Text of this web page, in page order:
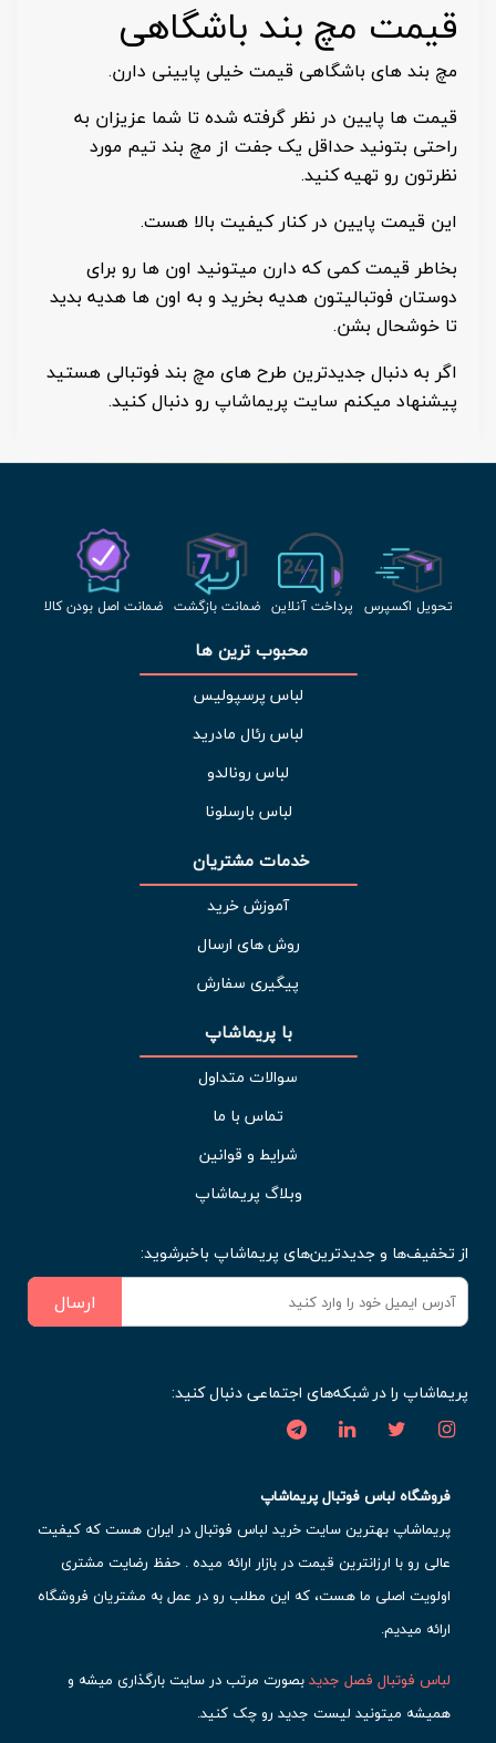
قیمت مچ بند باشگاهی
مچ بند های باشگاهی قیمت خیلی پایینی دارن.
قیمت ها پایین در نظر گرفته شده تا شما عزیزان به
راحتی بتونید حداقل یک جفت از مچ بند تیم مورد
نظرتون رو تهیه کنید.
این قیمت پایین در کنار کیفیت بالا هست.
بخاطر قیمت کمی که دارن میتونید اون ها رو برای
دوستان فوتبالیتون هدیه بخرید و به اون ها هدیه بدید
تا خوشحال بشن.
اگر به دنبال جدیدترین طرح های مچ بند فوتبالی هستید
پیشنهاد میکنم سایت پریماشاپ رو دنبال کنید.
تحویل اکسپرس پرداخت آنلاین ضمانت بازگشت ضمانت اصل بودن کالا
محبوب ترین ها
لباس پرسپولیس
لباس رئال مادرید
لباس رونالدو
لباس بارسلونا
خدمات مشتریان
آموزش خرید
روش های ارسال
پیگیری سفارش
با پریماشاپ
سوالات متداول
تماس با ما
شرایط و قوانین
وبلاگ پریماشاپ
از تخفیف‌ها و جدیدترین‌های پریماشاپ باخبرشوید:
ارسال
پریماشاپ را در شبکه‌های اجتماعی دنبال کنید:
فروشگاه لباس فوتبال پریماشاپ
پریماشاپ بهترین سایت خرید لباس فوتبال در ایران هست که کیفیت
عالی رو با ارزانترین قیمت در بازار ارائه میده . حفظ رضایت مشتری
اولویت اصلی ما هست، که این مطلب رو در عمل به مشتریان فروشگاه
ارائه میدیم.
لباس فوتبال فصل جدیدبصورت مرتب در سایت بارگذاری میشه و
همیشه میتونید لیست جدید رو چک کنید.